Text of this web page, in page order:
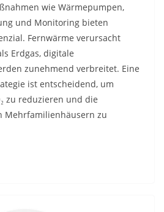
wie Wärmepumpen,
und Monitoring bieten
Fernwärme verursacht
Erdgas, digitale
zunehmend verbreitet. Eine
ist entscheidend, um
zu reduzieren und die
Mehrfamilienhäusern zu